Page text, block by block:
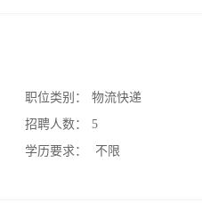
职位类别：
物流快递
招聘人数：
5
学历要求：
不限